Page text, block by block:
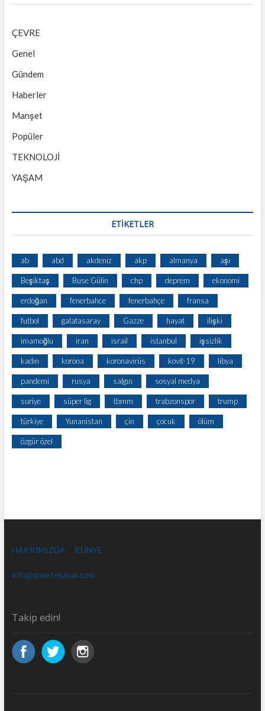
ÇEVRE
Genel
Gündem
Haberler
Manşet
Popüler
TEKNOLOJİ
YAŞAM
ETİKETLER
ab abd akdeniz akp almanya aşı
Beşiktaş Buse Gülin chp deprem ekonomi
erdoğan fenerbahce fenerbahçe fransa
futbol galatasaray Gazze hayat ilişki
imamoğlu iran israil istanbul işsizlik
kadın korona koronavirüs kovit-19 libya
pandemi rusya salgın sosyal medya
suriye süper lig tbmm trabzonspor trump
türkiye Yunanistan çin çocuk ölüm
özgür özel
HAKKIMIZDA KÜNYE
info@gazetesanal.com
Takip edin!